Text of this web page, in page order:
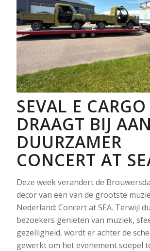
SEVAL E CARGO
DRAAGT BIJ
DUURZAMER
CONCERT AT
Deze week verandert de
decor van een van de grootste
Nederland: Concert at SEA. Terwijl
bezoekers genieten van muziek,
gezelligheid, wordt er achter de
gewerkt om het evenement soepel